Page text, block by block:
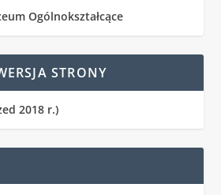
Ogólnokształcące
STRONY
2018 r.)